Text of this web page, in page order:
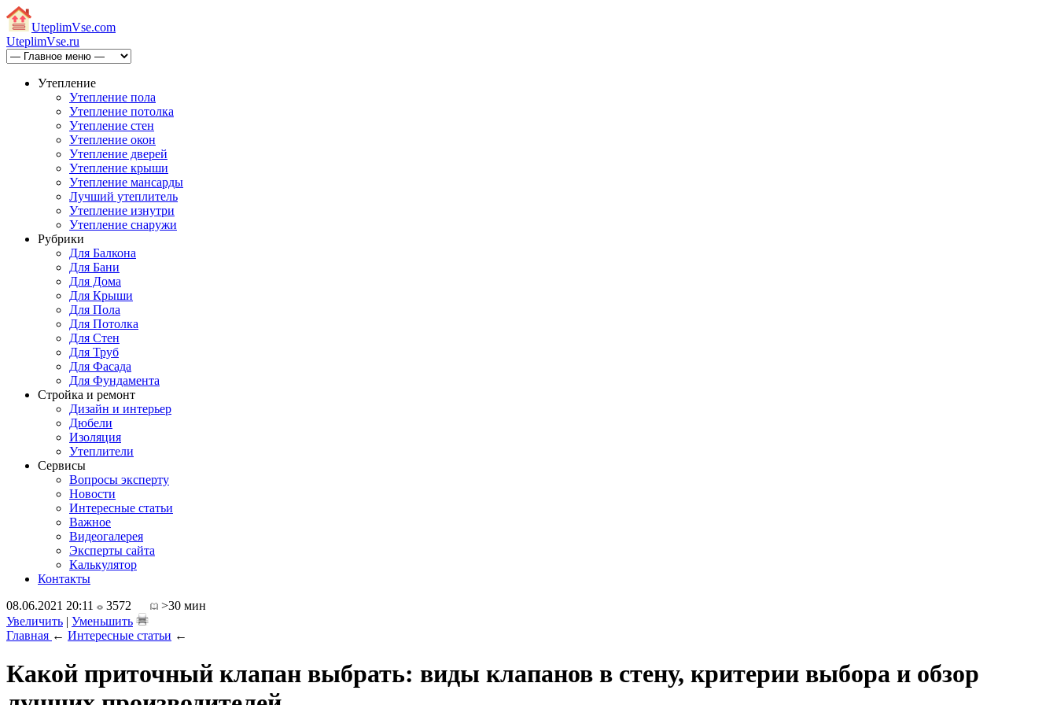
UteplimVse.com
UteplimVse.ru
Утепление
Утепление пола
Утепление потолка
Утепление стен
Утепление окон
Утепление дверей
Утепление крыши
Утепление мансарды
Лучший утеплитель
Утепление изнутри
Утепление снаружи
Рубрики
Для Балкона
Для Бани
Для Дома
Для Крыши
Для Пола
Для Потолка
Для Стен
Для Труб
Для Фасада
Для Фундамента
Стройка и ремонт
Дизайн и интерьер
Дюбели
Изоляция
Утеплители
Сервисы
Вопросы эксперту
Новости
Интересные статьи
Важное
Видеогалерея
Эксперты сайта
Калькулятор
Контакты
08.06.2021 20:11
3572
>30 мин
Увеличить | Уменьшить
Главная ← Интересные статьи ←
Какой приточный клапан выбрать: виды клапанов в стену, критерии выбора и обзор